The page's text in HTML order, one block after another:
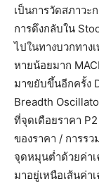
เป็นการวัดสภาวะ
การดึงกลับใน
ไปในทางบวกทาง
หายน้อยมาก
มาขยับขึ้นอีกครั้ง
Breadth
ที่จุดเดือยราคา
ของราคา / การร
จุดหมุนต่ำด้วยค่า
มาอยู่เหนือเส้นค่า